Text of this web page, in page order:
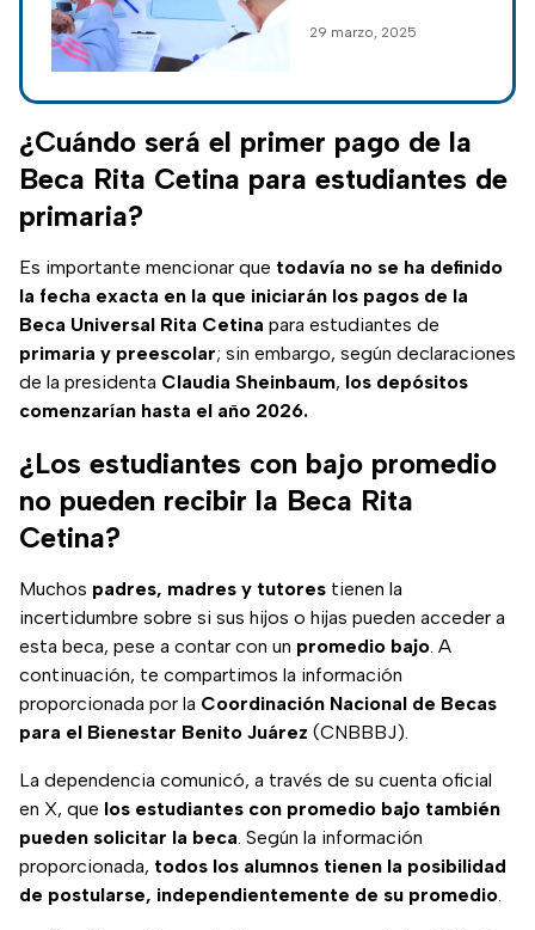
entregarse. Te
indispensable pero
sencillo para sacar
dinero de la tarjeta.
29 marzo, 2025
¿Cuándo será el primer pago de la
Beca Rita Cetina para estudiantes de
primaria?
Es importante mencionar que todavía no se ha definido
la fecha exacta en la que iniciarán los pagos de la
Beca Universal Rita Cetina para estudiantes de
primaria y preescolar; sin embargo, según declaraciones
de la presidenta Claudia Sheinbaum, los depósitos
comenzarían hasta el año 2026.
¿Los estudiantes con bajo promedio
no pueden recibir la Beca Rita
Cetina?
Muchos padres, madres y tutores tienen la
incertidumbre sobre si sus hijos o hijas pueden acceder a
esta beca, pese a contar con un promedio bajo. A
continuación, te compartimos la información
proporcionada por la Coordinación Nacional de Becas
para el Bienestar Benito Juárez (CNBBBJ).
La dependencia comunicó, a través de su cuenta oficial
en X, que los estudiantes con promedio bajo también
pueden solicitar la beca. Según la información
proporcionada, todos los alumnos tienen la posibilidad
de postularse, independientemente de su promedio.